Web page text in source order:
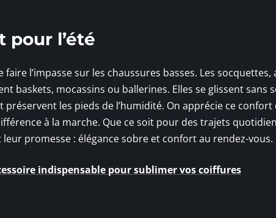
pour l’été
l’impasse sur les chaussures basses. Les socquettes,
baskets, mocassins ou ballerines. Elles se glissent sans
les pieds de l’humidité. On apprécie ce confort
à la marche. Que ce soit pour des trajets
promesse : élégance sobre et confort au rendez-vous.
indispensable pour sublimer vos coiffures